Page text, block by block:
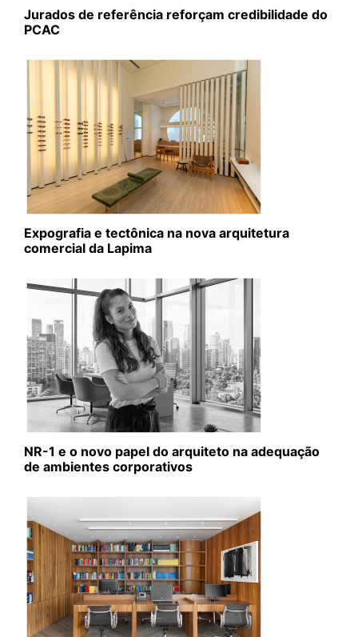
Jurados de referência reforçam credibilidade do
PCAC
Expografia e tectônica na nova arquitetura
comercial da Lapima
NR-1 e o novo papel do arquiteto na adequação
de ambientes corporativos